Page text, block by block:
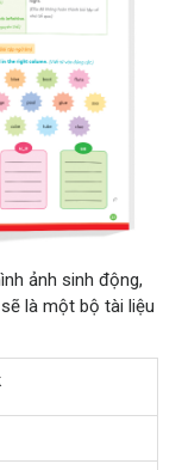
ảnh sinh động,
là một bộ tài liệu